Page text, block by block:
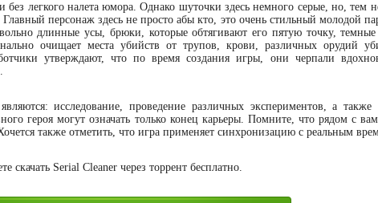
легкого налета юмора. Однако шуточки здесь немного серые, но, тем
Главный персонаж здесь не просто абы кто, это очень стильный молодой
длинные усы, брюки, которые обтягивают его пятую точку,
очищает места убийств от трупов, крови, различных орудий
утверждают, что по время создания игры, они черпали
исследование, проведение различных экспериментов, а также
героя могут означать только конец карьеры. Помните, что рядом с
также отметить, что игра применяет синхронизацию с реальным
Serial Cleaner через торрент бесплатно.